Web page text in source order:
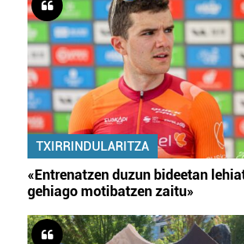
TXIRRINDULARITZA
«Entrenatzen duzun bideetan
gehiago motibatzen zaitu»